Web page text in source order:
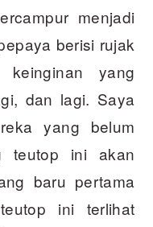
menjadi
berisi rujak
yang
dan lagi. Saya
yang belum
teutop ini akan
baru pertama
ini terlihat